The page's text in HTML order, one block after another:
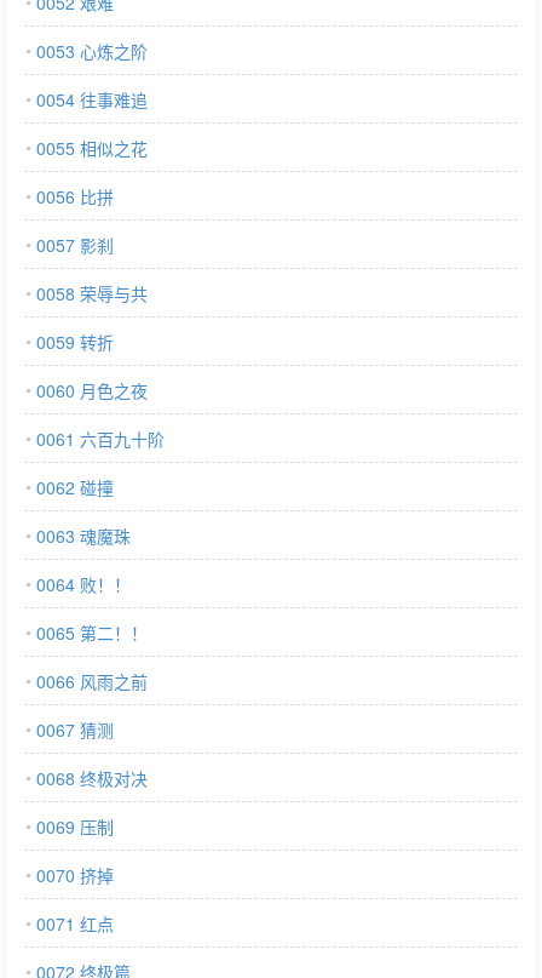
0053 心炼之阶
0054 往事难追
0055 相似之花
0056 比拼
0057 影刹
0058 荣辱与共
0059 转折
0060 月色之夜
0061 六百九十阶
0062 碰撞
0063 魂魔珠
0064 败！！
0065 第二！！
0066 风雨之前
0067 猜测
0068 终极对决
0069 压制
0070 挤掉
0071 红点
0072 终极篇